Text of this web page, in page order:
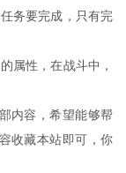
务要完成，只有完
属性，在战斗中，
内容，希望能够帮
收藏本站即可，你